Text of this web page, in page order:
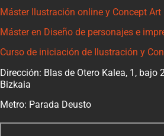
Máster Ilustración online y Concept Art
Máster en Diseño de personajes e
Curso de iniciación de Ilustración y
Dirección: Blas de Otero Kalea, 1, bajo
Bizkaia
Metro: Parada Deusto